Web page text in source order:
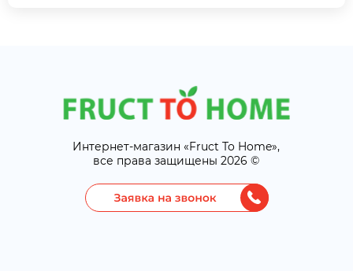
Интернет-магазин «Fruct To Home»,
все права защищены 2026 ©